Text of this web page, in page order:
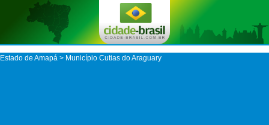
Estado de Amapá > Município Cutias do Araguary